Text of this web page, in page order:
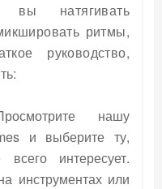
натягивать
ритмы,
руководство,
нашу
и выберите ту,
интересует.
инструментах или